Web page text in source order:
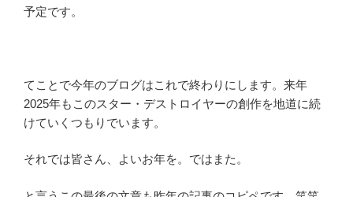
予定です。
てことで今年のブログはこれで終わりにします。来年
2025年もこのスター・デストロイヤーの創作を地道に続
けていくつもりでいます。
それでは皆さん、よいお年を。ではまた。